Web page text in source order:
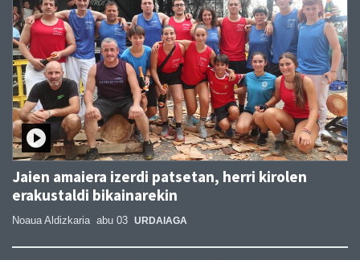
Jaien amaiera izerdi patsetan, herri kirolen
erakustaldi bikainarekin
Noaua Aldizkaria abu 03 URDAIAGA